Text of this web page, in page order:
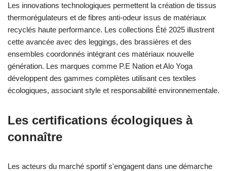
Les innovations technologiques permettent la création de tissus
thermorégulateurs et de fibres anti-odeur issus de matériaux
recyclés haute performance. Les collections Été 2025 illustrent
cette avancée avec des leggings, des brassières et des
ensembles coordonnés intégrant ces matériaux nouvelle
génération. Les marques comme P.E Nation et Alo Yoga
développent des gammes complètes utilisant ces textiles
écologiques, associant style et responsabilité environnementale.
Les certifications écologiques à
connaître
Les acteurs du marché sportif s'engagent dans une démarche